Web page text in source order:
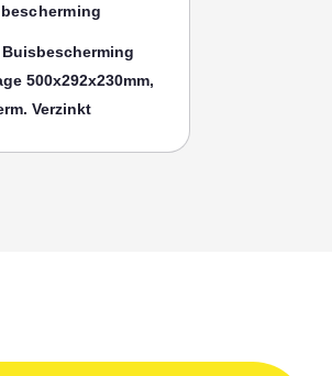
Buisbescherming
500x292x230mm,
Verzinkt